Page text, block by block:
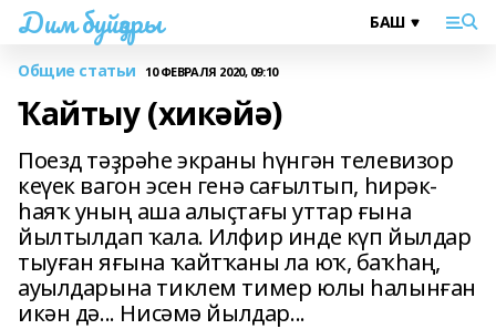
Дим буйҙары
Общие статьи 10 ФЕВРАЛЯ 2020, 09:10
Ҡайтыу (хикәйә)
Поезд тәҙрәһе экраны һүнгән телевизор
кеүек вагон эсен генә сағылтып, һирәк-
һаяҡ уның аша алыҫтағы уттар ғына
йылтылдап ҡала. Илфир инде күп йылдар
тыуған яғына ҡайтҡаны ла юҡ, баҡһаң,
ауылдарына тиклем тимер юлы һалынған
икән дә... Нисәмә йылдар...